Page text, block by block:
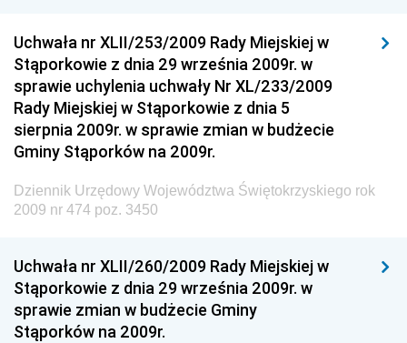
Drogowego
Dziennik Urzędowy Narodowego Banku Polskiego
Dziennik Urzędowy Komendy Głównej Policji
Dziennik Urzędowy Ministra Pracy i Polityki
Społecznej
Dziennik Urzędowy Ministra Transportu, Budownictwa
i Gospodarki Morskiej
Dziennik Urzędowy Ministra Spraw Zagranicznych
Dziennik Urzędowy Centralnego Biura
Antykorupcyjnego
Uchwała nr XLII/253/2009 Rady Miejskiej w
Stąporkowie z dnia 29 września 2009r. w
sprawie uchylenia uchwały Nr XL/233/2009
Rady Miejskiej w Stąporkowie z dnia 5
sierpnia 2009r. w sprawie zmian w budżecie
Gminy Stąporków na 2009r.
Dziennik Urzędowy Województwa Świętokrzyskiego rok
2009 nr 474 poz. 3450
Uchwała nr XLII/260/2009 Rady Miejskiej w
Stąporkowie z dnia 29 września 2009r. w
sprawie zmian w budżecie Gminy
Stąporków na 2009r.